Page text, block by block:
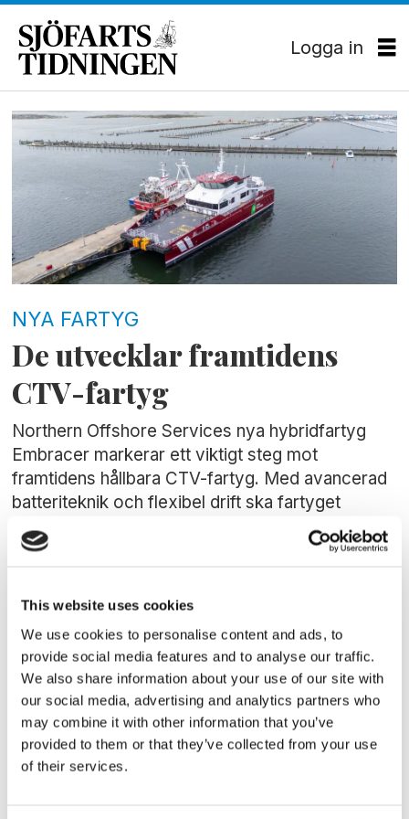
This website uses cookies
We use cookies to personalise content and ads, to
provide social media features and to analyse our traffic.
We also share information about your use of our site with
our social media, advertising and analytics partners who
may combine it with other information that you’ve
provided to them or that they’ve collected from your use
of their services.
Logga in
Tag:
hybridfartyg
NYA FARTYG
De utvecklar framtidens
CTV-fartyg
Northern Offshore Services nya hybridfartyg
Embracer markerar ett viktigt steg mot
framtidens hållbara CTV-fartyg. Med avancerad
batteriteknik och flexibel drift ska fartyget
transportera tekniker till havsbaserade
vindkraftparker.